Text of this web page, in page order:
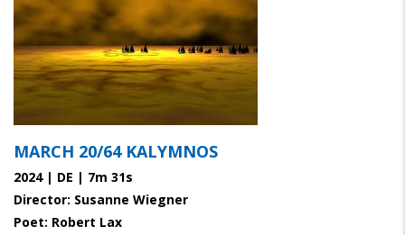
MARCH 20/64 KALYMNOS
2024 | DE | 7m 31s
Director: Susanne Wiegner
Poet: Robert Lax